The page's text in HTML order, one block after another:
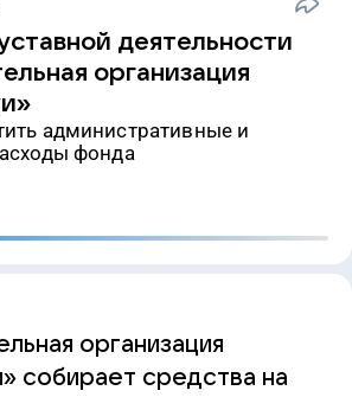
деятельности
организация
фонда
организация
собирает средства на